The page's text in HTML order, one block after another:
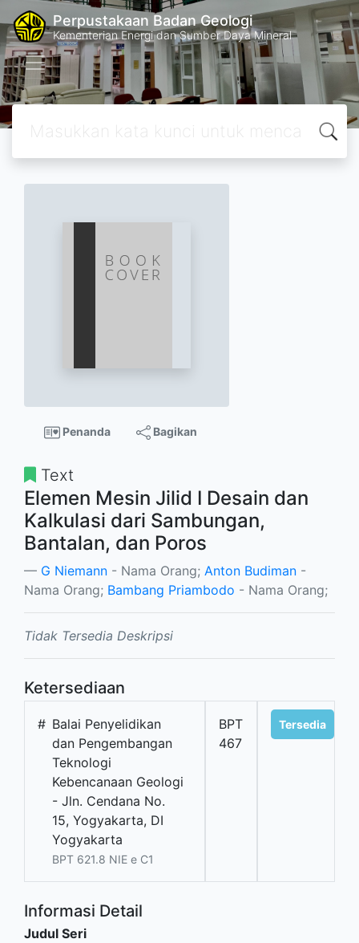
Perpustakaan Badan Geologi
Kementerian Energi dan Sumber Daya Mineral
Penanda Bagikan
Text
Elemen Mesin Jilid I Desain dan
Kalkulasi dari Sambungan,
Bantalan, dan Poros
G Niemann - Nama Orang; Anton Budiman -
Nama Orang; Bambang Priambodo - Nama Orang;
Tidak Tersedia Deskripsi
Ketersediaan
# Balai Penyelidikan
dan Pengembangan
Teknologi
Kebencanaan Geologi
- Jln. Cendana No.
15, Yogyakarta, DI
Yogyakarta
BPT 621.8 NIE e C1
BPT
467
Tersedia
Informasi Detail
Judul Seri